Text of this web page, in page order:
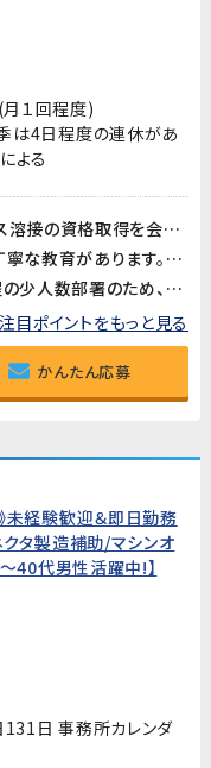
１回程度)
は4日程度の連休があ
よる
《資格取得支援あり》アーク溶接・ガス溶接の資格取得を会社がバックアップ！資格は持っていないけど取りたい方、大歓迎です。40歳以上の方は溶接資格が必須となります。
《実務経験がなくてもOK》入社後は丁寧な教育があります。資格は持っているが実務経験がない方も安心してスタートできます。
《少人数チームでアットホーム》3名程の少人数部署のため、コミュニケーションが取りやすく働きやすい環境です。
注目ポイントをもっと見る
かんたん応募
未経験歓迎＆即日勤務
タ製造補助/マシンオ
40代男性活躍中!】
日 事務所カレンダ